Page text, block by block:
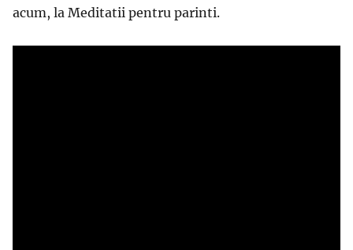
acum, la Meditatii pentru parinti.